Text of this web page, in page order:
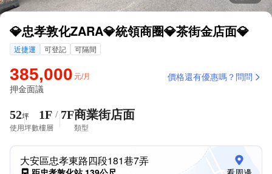
💎忠孝敦化ZARA💎統領商圈💎茶街金店面💎
近捷運 可登記 可隔間
385,000 元/月 價格還有優惠嗎？問問
押金面議
52坪
使用坪數
1F / 7F
樓層
商業街店面
類型
大安區忠孝東路四段181巷7弄